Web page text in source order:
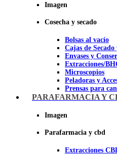
Imagen
Cosecha y secado
Bolsas al vacío
Cajas de
Envases y
Extracciones/
Microscopios
Peladoras y
Prensas para
Secadores de
PARAFARMACIA Y
Imagen
Parafarmacia y cbd
Extracciones